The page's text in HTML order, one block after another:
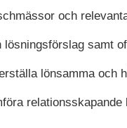
och
lösningsförslag samt
lönsamma och